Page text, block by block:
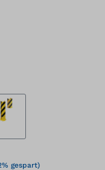
gespart)